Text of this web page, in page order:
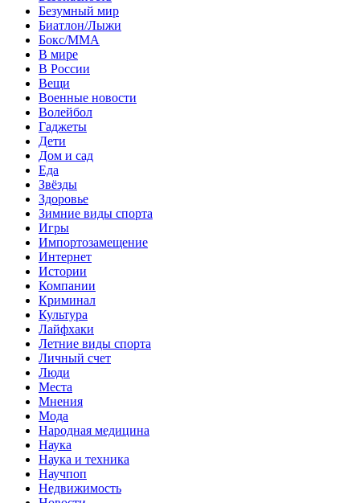
Безумный мир
Биатлон/Лыжи
Бокс/MMA
В мире
В России
Вещи
Военные новости
Волейбол
Гаджеты
Дети
Дом и сад
Еда
Звёзды
Здоровье
Зимние виды спорта
Игры
Импортозамещение
Интернет
Истории
Компании
Криминал
Культура
Лайфхаки
Летние виды спорта
Личный счет
Люди
Места
Мнения
Мода
Народная медицина
Наука
Наука и техника
Научпоп
Недвижимость